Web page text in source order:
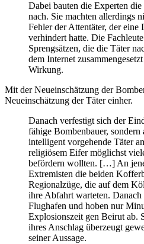
Dabei bauten die Experten
nach. Sie machten allerdings
Fehler der Attentäter, der eine
verhindert hatte. Die
Sprengsätzen, die die Täter
dem Internet
Wirkung.
Mit der Neueinschätzung der
Neueinschätzung der Täter einher.
Danach verfestigt sich der
fähige Bombenbauer,
intelligent vorgehende Täter
religiösem Eifer möglichst
befördern wollten. […] An
Extremisten die beiden
Regionalzüge, die auf dem
ihre Abfahrt warteten. Danach
Flughafen und hoben nur
Explosionszeit gen Beirut ab.
ihres Anschlag überzeugt
seiner Aussage.